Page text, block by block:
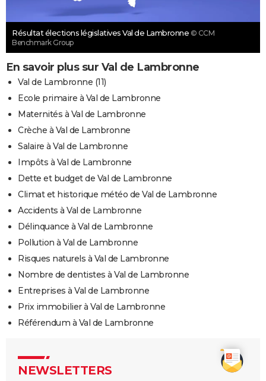
Résultat élections législatives Val de Lambronne © CCM
Benchmark Group
En savoir plus sur Val de Lambronne
Val de Lambronne (11)
Ecole primaire à Val de Lambronne
Maternités à Val de Lambronne
Crèche à Val de Lambronne
Salaire à Val de Lambronne
Impôts à Val de Lambronne
Dette et budget de Val de Lambronne
Climat et historique météo de Val de Lambronne
Accidents à Val de Lambronne
Délinquance à Val de Lambronne
Pollution à Val de Lambronne
Risques naturels à Val de Lambronne
Nombre de dentistes à Val de Lambronne
Entreprises à Val de Lambronne
Prix immobilier à Val de Lambronne
Référendum à Val de Lambronne
NEWSLETTERS